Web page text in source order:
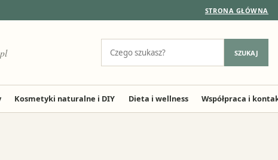
STRONA GŁÓWNA
SZUKAJ
Kosmetyki naturalne i DIY Dieta i wellness Współpraca i